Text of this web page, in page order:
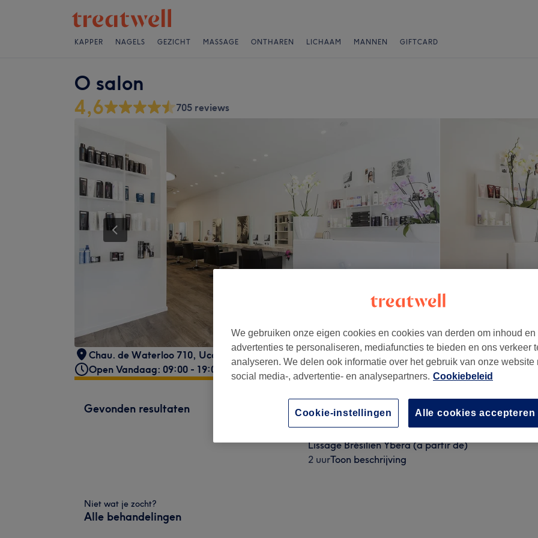
KAPPER NAGELS GEZICHT MASSAGE ONTHAREN LICHAAM MANNEN GIFTCARD
O salon
4,6 705 reviews
Chau. de Waterloo 710, Uccle
1180
Open Vandaag: 09:00 - 19:00
Gevonden resultaten
Lissage Brésilien Ybera 100% naturel(a partir de
Lissage Brésilien Ybera (a partir de)
2 uurToon beschrijving
Niet wat je zocht?
Alle behandelingen
We gebruiken onze eigen cookies en cookies van derden om inhoud en
advertenties te personaliseren, mediafuncties te bieden en ons verkeer
analyseren. We delen ook informatie over het gebruik van onze website
social media-, advertentie- en analysepartners. Cookiebeleid
Alle cookies accepteren
Cookie-instellingen